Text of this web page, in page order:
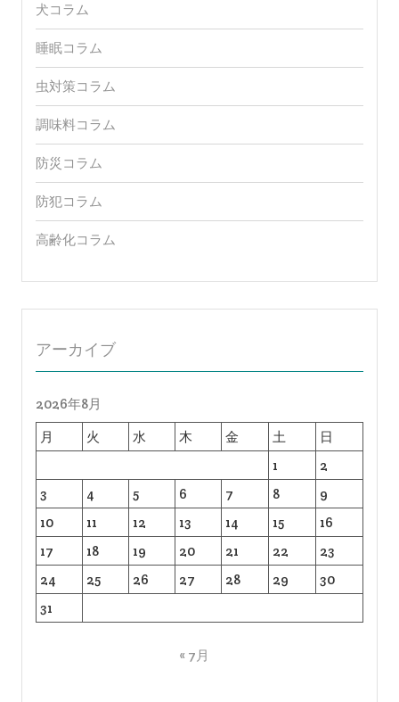
犬コラム
睡眠コラム
虫対策コラム
調味料コラム
防災コラム
防犯コラム
高齢化コラム
アーカイブ
2026年8月
月
火 水 木 金 土
日
1
2
3
4 5 6 7 8
9
10
11 12 13 14 15
16
17
18 19 20 21 22
23
24
25 26 27 28 29
30
31
« 7月